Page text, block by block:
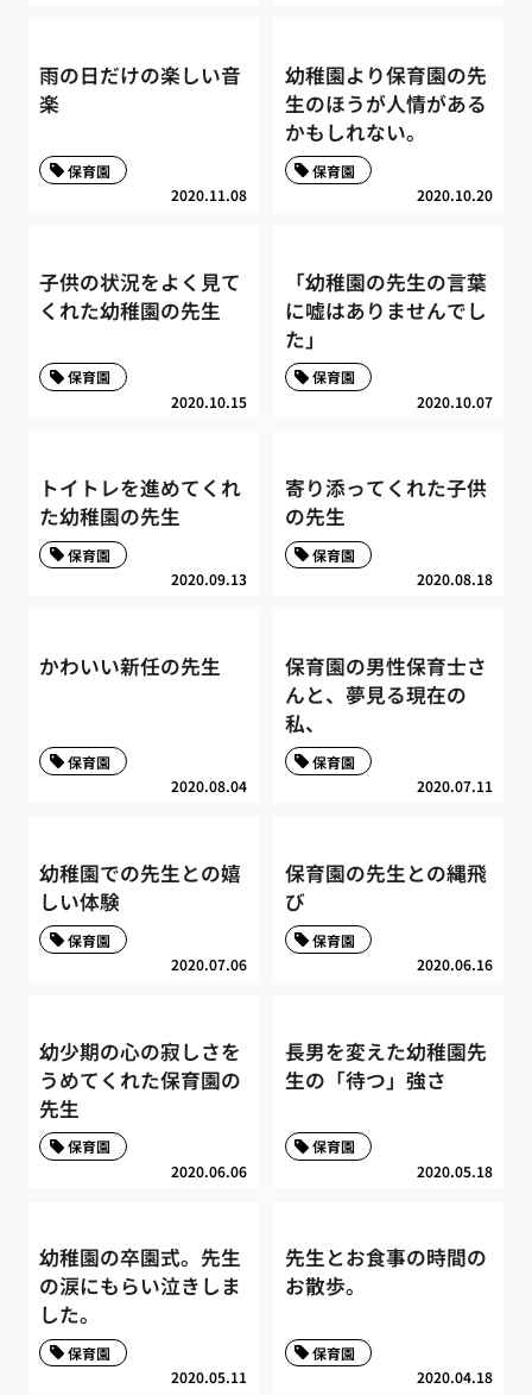
雨の日だけの楽しい音
楽
2020.11.08
保育園
幼稚園より保育園の先
生のほうが人情がある
かもしれない。
2020.10.20
保育園
子供の状況をよく見て
くれた幼稚園の先生
2020.10.15
保育園
「幼稚園の先生の言葉
に嘘はありませんでし
た」
2020.10.07
保育園
トイトレを進めてくれ
た幼稚園の先生
2020.09.13
保育園
寄り添ってくれた子供
の先生
2020.08.18
保育園
かわいい新任の先生
2020.08.04
保育園
保育園の男性保育士さ
んと、夢見る現在の
私、
2020.07.11
保育園
幼稚園での先生との嬉
しい体験
2020.07.06
保育園
保育園の先生との縄飛
び
2020.06.16
保育園
幼少期の心の寂しさを
うめてくれた保育園の
先生
2020.06.06
保育園
長男を変えた幼稚園先
生の「待つ」強さ
2020.05.18
保育園
幼稚園の卒園式。先生
の涙にもらい泣きしま
した。
2020.05.11
保育園
先生とお食事の時間の
お散歩。
2020.04.18
保育園